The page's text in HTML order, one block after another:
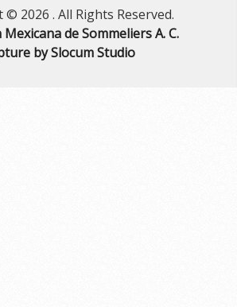
© 2026 . All Rights Reserved.
de Sommeliers A. C.
by Slocum Studio